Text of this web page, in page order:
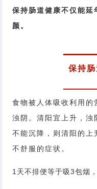
保持肠道健康不仅能延
颜。
保持
食物被人体吸收利用的
浊阴。清阳宜上升，浊
不能沉降，则清阳的上
不舒服的症状。
1天不排便等于吸3包烟